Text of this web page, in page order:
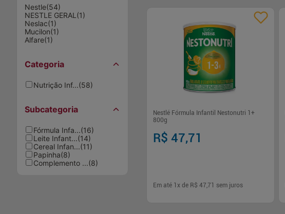
Nestle(54)
NESTLE GERAL (1)
Neslac(1)
Mucilon(1)
Alfare(1)
Categoria
Nutrição Inf...(58)
Subcategoria
Fórmula Infa...(16)
Leite Infant...(14)
Cereal Infan...(11)
Papinha(8)
Complemento ...(8)
Nestlé Fórmula Infantil Nestonutri 1+
800g
R$ 47,71
Em até 1x de R$ 47,71 sem juros